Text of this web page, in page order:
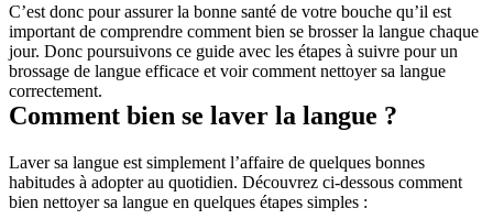
C’est donc pour assurer la bonne santé de votre bouche qu’il est
important de comprendre comment bien se brosser la langue chaque
jour. Donc poursuivons ce guide avec les étapes à suivre pour un
brossage de langue efficace et voir comment nettoyer sa langue
correctement.
Comment bien se laver la langue ?
Laver sa langue est simplement l’affaire de quelques bonnes
habitudes à adopter au quotidien. Découvrez ci-dessous comment
bien nettoyer sa langue en quelques étapes simples :